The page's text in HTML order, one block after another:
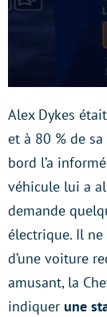
Alex Dykes
et à 80 % de
bord l’a informé
véhicule lui a
demande
électrique. Il ne
d’une voiture
amusant, la
indiquer une